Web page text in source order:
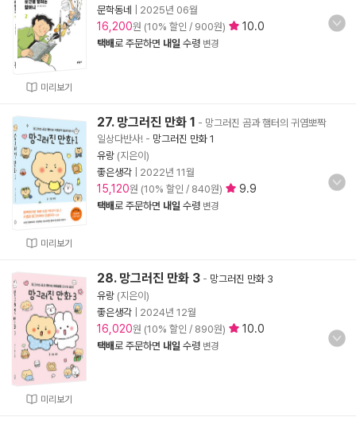
미리보기
문학동네
2025년 06월
16,200원 (10% 할인 / 900원) 10.0
택배로 주문하면 내일 수령 변경
미리보기
27. 망그러진 만화 1 - 망그러진 곰과 햄터의 귀염뽀짝
일상다반사! - 망그러진 만화 1
유랑 (지은이)
좋은생각
2022년 11월
15,120원 (10% 할인 / 840원) 9.9
택배로 주문하면 내일 수령 변경
미리보기
28. 망그러진 만화 3 - 망그러진 만화 3
유랑 (지은이)
좋은생각
2024년 12월
16,020원 (10% 할인 / 890원) 10.0
택배로 주문하면 내일 수령 변경